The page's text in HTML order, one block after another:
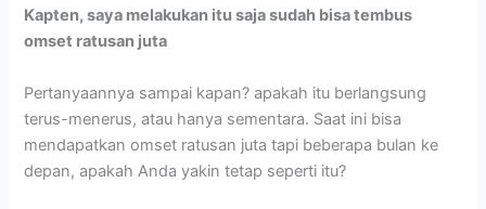
Kapten, saya melakukan itu saja sudah bisa tembus
omset ratusan juta
Pertanyaannya sampai kapan? apakah itu berlangsung
terus-menerus, atau hanya sementara. Saat ini bisa
mendapatkan omset ratusan juta tapi beberapa bulan ke
depan, apakah Anda yakin tetap seperti itu?